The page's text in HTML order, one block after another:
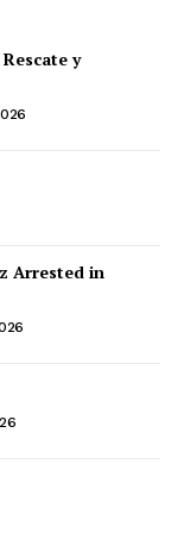
y
Arrested in